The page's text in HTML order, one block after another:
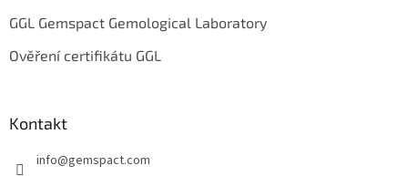
GGL Gemspact Gemological Laboratory
Ověření certifikátu GGL
Kontakt
info@gemspact.com